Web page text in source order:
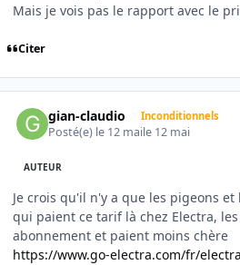
Mais je vois pas le rapport avec le
Citer
gian-claudio Inconditionnels
Posté(e) le 12 maile 12 mai
AUTEUR
Je crois qu'il n'y a que les pigeons
qui paient ce tarif là chez Electra,
abonnement et paient moins chère
https://www.go-electra.com/fr/